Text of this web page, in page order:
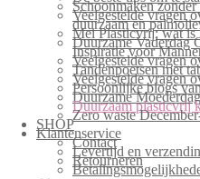
Schoonmaken zonder
Veelgestelde vragen
duurzaam en
Mei Plasticvrij: wat is
Duurzame Vaderdag
Inspiratie voor
Veelgestelde vragen
Tandenpoetsen met
Veelgestelde vragen
Persoonlijke blogs
Duurzame
Duurzaam plasticvrij
Zero waste
SHOP
Klantenservice
Contact
Levertijd en
Retourneren